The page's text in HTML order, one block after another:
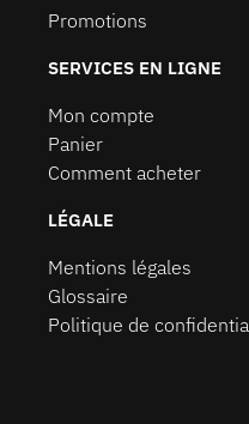
Promotions
SERVICES EN LIGNE
Mon compte
Panier
Comment acheter
LÉGALE
Mentions légales
Glossaire
Politique de